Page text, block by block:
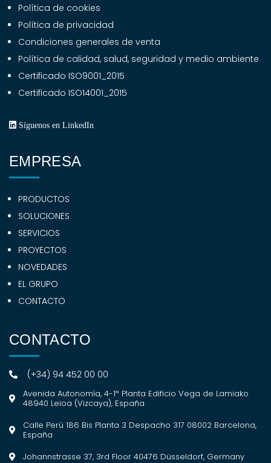
Política de cookies
Política de privacidad
Condiciones generales de venta
Política de calidad, salud, seguridad y medio ambiente
Certificado ISO9001_2015
Certificado ISO14001_2015
Síguenos en LinkedIn
EMPRESA
PRODUCTOS
SOLUCIONES
SERVICIOS
PROYECTOS
NOVEDADES
EL GRUPO
CONTACTO
CONTACTO
(+34) 94 452 00 00
Avenida Autonomía, 4-1ª Planta Edificio Vega de Lamiako
48940 Leioa (Vizcaya), España
Calle Perú 186 Bis Planta 3 Despacho 317 08002 Barcelona,
España
Johannstrasse 37, 3rd Floor 40476 Düsseldorf, Germany